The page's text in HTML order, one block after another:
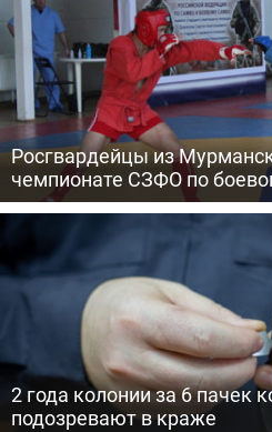
Росгвардейцы из
чемпионате СЗФО по
2 года колонии за 6 пачек
подозревают в краже